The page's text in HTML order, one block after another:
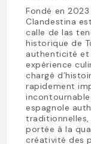
Fondé en
Clandestina
calle de las
historique de
authenticité
expérience
chargé
rapidement
espagnole
portée à la
créativité des